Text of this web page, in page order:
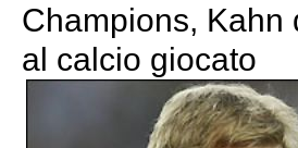
Champions, Kahn
al calcio giocato